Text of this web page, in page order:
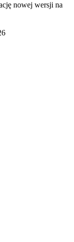
nowej wersji na